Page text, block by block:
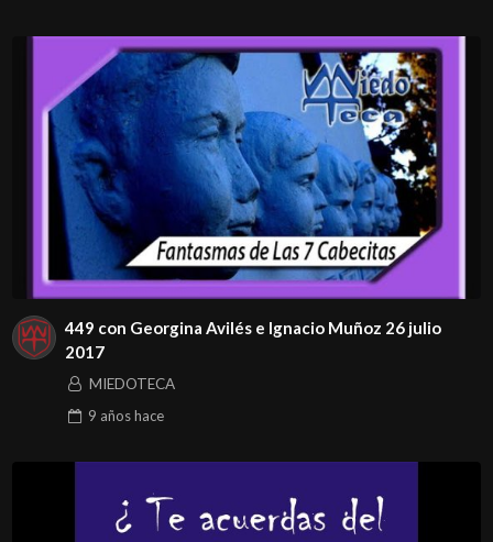
449 con Georgina Avilés e Ignacio Muñoz 26 julio
2017
MIEDOTECA
9 añoshace